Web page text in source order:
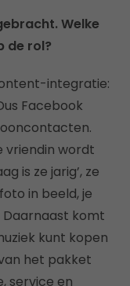
Welke
de rol?
integratie:
Facebook
wordt
is ze jarig’, ze
in beeld, je
Daarnaast komt
kunt kopen
het pakket
service en